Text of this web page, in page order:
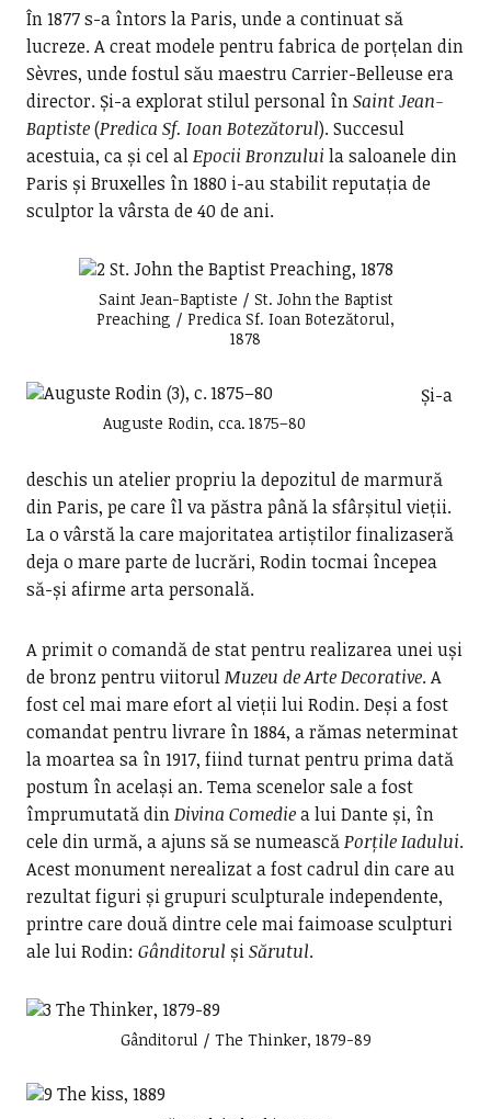
În 1877 s-a întors la Paris, unde a continuat să
lucreze. A creat modele pentru fabrica de porțelan din
Sèvres, unde fostul său maestru Carrier-Belleuse era
director. Și-a explorat stilul personal înSaint Jean-
Baptiste(Predica Sf. Ioan Botezătorul). Succesul
acestuia, ca și cel alEpocii Bronzului la saloanele din
Paris și Bruxelles în 1880 i-au stabilit reputația de
sculptor la vârsta de 40 de ani.
Saint Jean-Baptiste / St. John the Baptist
Preaching / Predica Sf. Ioan Botezătorul,
1878
Auguste Rodin, cca. 1875–80
Și-a
deschis un atelier propriu la depozitul de marmură
din Paris, pe care îl va păstra până la sfârșitul vieții.
La o vârstă la care majoritatea artiștilor finalizaseră
deja o mare parte de lucrări, Rodin tocmai începea
să-și afirme arta personală.
A primit o comandă de stat pentru realizarea unei uși
de bronz pentru viitorulMuzeu de Arte Decorative. A
fost cel mai mare efort al vieții lui Rodin. Deși a fost
comandat pentru livrare în 1884, a rămas neterminat
la moartea sa în 1917, fiind turnat pentru prima dată
postum în același an. Tema scenelor sale a fost
împrumutată dinDivina Comediea lui Dante și, în
cele din urmă, a ajuns să se numeascăPorțile Iadului.
Acest monument nerealizat a fost cadrul din care au
rezultat figuri și grupuri sculpturale independente,
printre care două dintre cele mai faimoase sculpturi
ale lui Rodin: Gânditorul șiSărutul.
Gânditorul / The Thinker, 1879-89